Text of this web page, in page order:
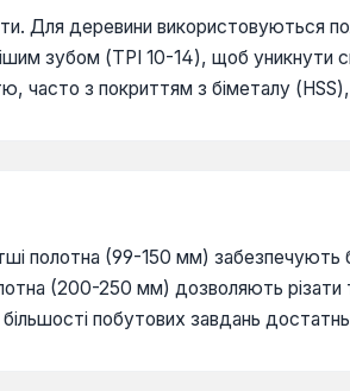
Для деревини використовуються
зубом (TPI 10-14), щоб уникнути
з покриттям з біметалу
полотна (99-150 мм) забезпечують
(200-250 мм) дозволяють
більшості побутових завдань